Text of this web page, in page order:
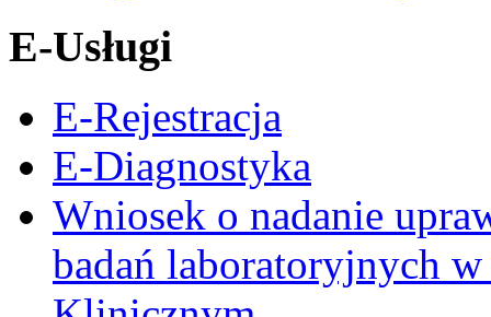
E-Usługi
E-Rejestracja
E-Diagnostyka
Wniosek o nadanie
badań laboratoryjnych